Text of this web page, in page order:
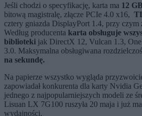
Jeśli chodzi o specyfikację, karta ma 12
bitową magistralę, złącze PCIe 4.0 x16,
cztery gniazda DisplayPort 1.4, przy czym
Według producenta karta obsługuje
biblioteki jak DirectX 12, Vulcan 1.3,
3.0. Maksymalna obsługiwana
na sekundę.
Na papierze wszystko wygląda
zapowiadał konkurenta dla karty Nvidia
jednego z najpopularniejszych modeli ze
Lisuan LX 7G100 ruszyła 20 maja i już
wydajności.